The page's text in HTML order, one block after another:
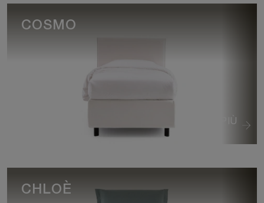
VEDI DI PIÙ
COSMO
CHLOÈ